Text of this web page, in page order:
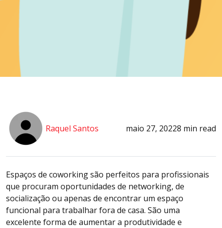
Raquel Santos maio 27, 20228 min read
Espaços de coworking são perfeitos para profissionais
que procuram oportunidades de networking, de
socialização ou apenas de encontrar um espaço
funcional para trabalhar fora de casa. São uma
excelente forma de aumentar a produtividade e